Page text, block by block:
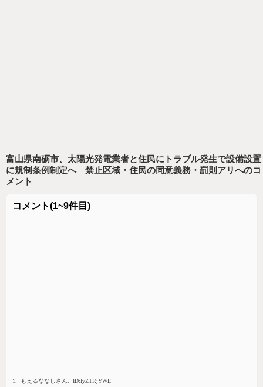
富山県南砺市、太陽光発電業者と住民にトラブル発生で設備設置
に規制条例制定へ 禁止区域・住民の同意義務・罰則アリへのコ
メント
コメント(1~9件目)
1. もえるななしさん. ID:IyZTRjYWE